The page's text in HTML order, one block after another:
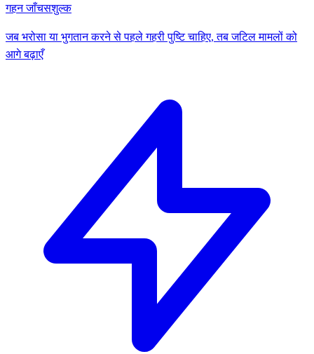
गहन जाँचसशुल्क
जब भरोसा या भुगतान करने से पहले गहरी पुष्टि चाहिए, तब जटिल मामलों को
आगे बढ़ाएँ